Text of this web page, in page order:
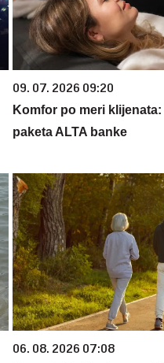
09. 07. 2026 09:20
Komfor po meri
paketa ALTA banke
06. 08. 2026 07:08